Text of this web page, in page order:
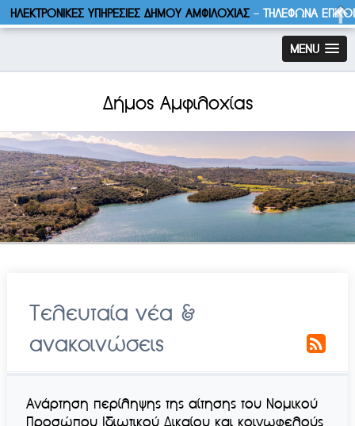
MENU
Δήμος Αμφιλοχίας
Τελευταία νέα &
ανακοινώσεις
Aνάρτηση περίληψης της αίτησης του Νομικού
Προσώπου Ιδιωτικού Δικαίου και κοινωφελούς
ΗΛΕΚΤΡΟΝΙΚΕΣ ΥΠΗΡΕΣΙΕΣ ΔΗΜΟΥ ΑΜΦΙΛΟΧΙΑΣ– ΤΗΛΕΦΩΝΑ